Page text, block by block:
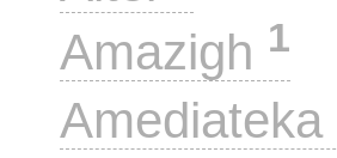
Amazigh 1
Amediateka